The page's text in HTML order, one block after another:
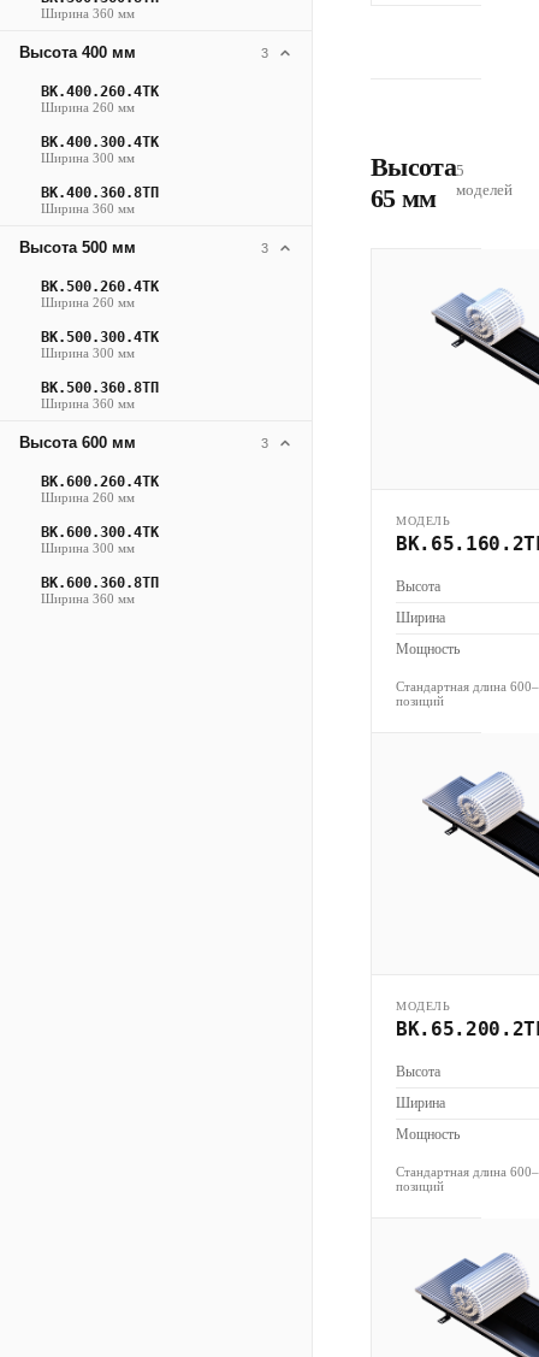
Ширина 360 мм
Высота 400 мм 3
ВК.400.260.4ТК
Ширина 260 мм
ВК.400.300.4ТК
Ширина 300 мм
ВК.400.360.8ТП
Ширина 360 мм
Высота 500 мм 3
ВК.500.260.4ТК
Ширина 260 мм
ВК.500.300.4ТК
Ширина 300 мм
ВК.500.360.8ТП
Ширина 360 мм
Высота 600 мм 3
ВК.600.260.4ТК
Ширина 260 мм
ВК.600.300.4ТК
Ширина 300 мм
ВК.600.360.8ТП
Ширина 360 мм
Высота
65 мм
5
моделей
МОДЕЛЬ
Высота
Ширина
Мощность
Стандартная длина
позиций
МОДЕЛЬ
Высота
Ширина
Мощность
Стандартная длина
позиций